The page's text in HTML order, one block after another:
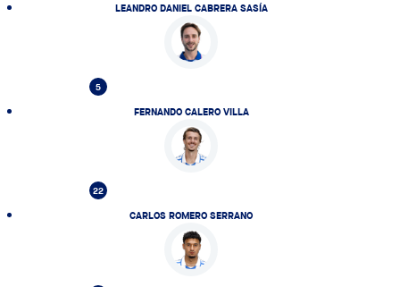
LEANDRO DANIEL CABRERA SASÍA
5
FERNANDO CALERO VILLA
22
CARLOS ROMERO SERRANO